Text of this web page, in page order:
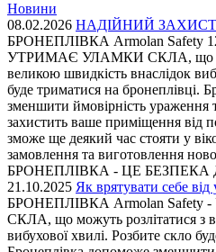
Новини
08.02.2026 НАДІЙНИЙ
БРОНЕПЛІВКА Armolan Safety
УТРИМАЄ УЛАМКИ СКЛА, що
великою швидкість внаслідок
буде триматися на бронеплівці.
зменшити ймовірність ураження
захистить ваше приміщення від
зможе ще деякий час стояти у
замовлення та виготовлення
БРОНЕПЛІВКА - ЦЕ
21.10.2025 Як врятувати себе від
БРОНЕПЛІВКА Armolan
СКЛА, що можуть розлітатися з
вибухової хвилі. Розбите скло